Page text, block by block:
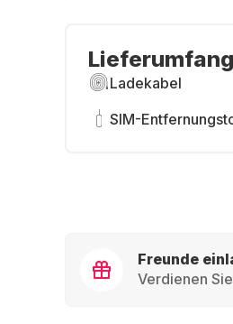
Lieferumfang
Ladekabel
SIM-
Freunde
Verdienen